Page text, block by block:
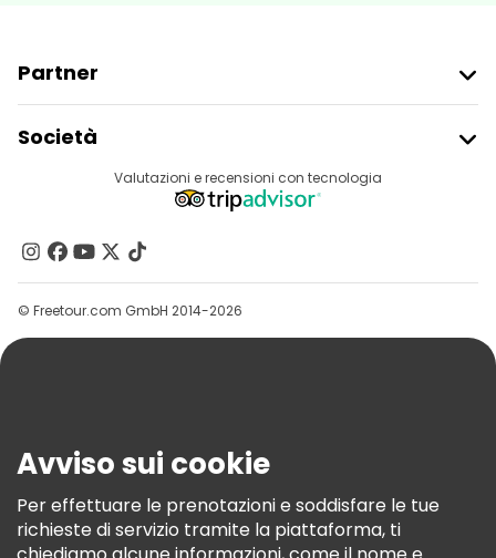
Partner
Accesso Del Fornitore
Programma Di Affiliazione
Società
Destinazioni
Contattaci
Gruppi
Aiuto
Termini E Condizioni
Informativa Sui Cookie
Freetour Premi
Valutazioni e recensioni con tecnologia
© Freetour.com GmbH 2014-2026
Avviso sui cookie
Per effettuare le prenotazioni e soddisfare le tue
richieste di servizio tramite la piattaforma, ti